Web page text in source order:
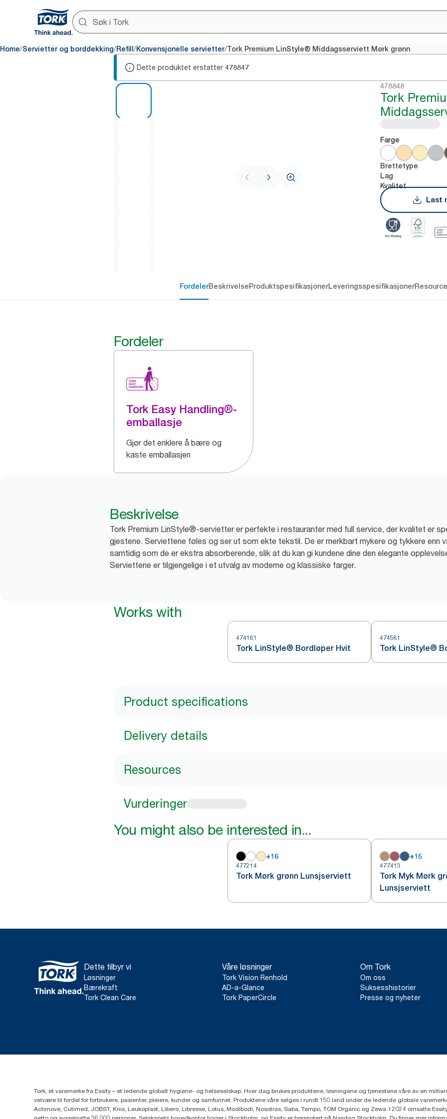
Home/Servietter og borddekking/Refill /Konvensjonelle servietter/Tork Premium LinStyle® Middagsserviett Mørk grønn
Dette produktet erstatter 478847
478848
Tork
Farge
Brettetype
Lag
Kvalitet
Last
FordelerBeskrivelseProduktspesifikasjonerLeveringsspesifikasjoner
Fordeler
Tork Easy Handling®-
emballasje
Gjør det enklere å bære og
kaste emballasjen
Beskrivelse
Tork Premium LinStyle®-servietter er perfekte i restauranter med full service, der kvalitet er
gjestene. Serviettene føles og ser ut som ekte tekstil. De er merkbart mykere og tykkere enn
samtidig som de er ekstra absorberende, slik at du kan gi kundene dine den elegante
Serviettene er tilgjengelige i et utvalg av moderne og klassiske farger.
Works with
474161
Tork LinStyle® Bordløper Hvit
474581
Tork LinStyle®
Product specifications
Delivery details
Resources
Vurderinger
You might also be interested in...
+16
477214
Tork Mørk grønn Lunsjserviett
+15
477413
Tork Myk Mørk
Lunsjserviett
Dette tilbyr vi
Løsninger
Bærekraft
Tork Clean Care
Våre løsninger
Tork Vision Renhold
AD-a-Glance
Tork PaperCircle
Om Tork
Om oss
Suksesshistorier
Presse og nyheter
Tork, et varemerke fra Essity – et ledende globalt hygiene- og helseselskap. Hver dag brukes produktene, løsningene og tjenestene våre av en
velvære til fordel for forbrukere, pasienter, pleiere, kunder og samfunnet. Produktene våre selges i rundt 150 land under de ledende globale
Actimove, Cutimed, JOBST, Knix, Leukoplast, Libero, Libresse, Lotus, Modibodi, Nosotras, Saba, Tempo, TOM Organic og Zewa. I 2024 omsatte